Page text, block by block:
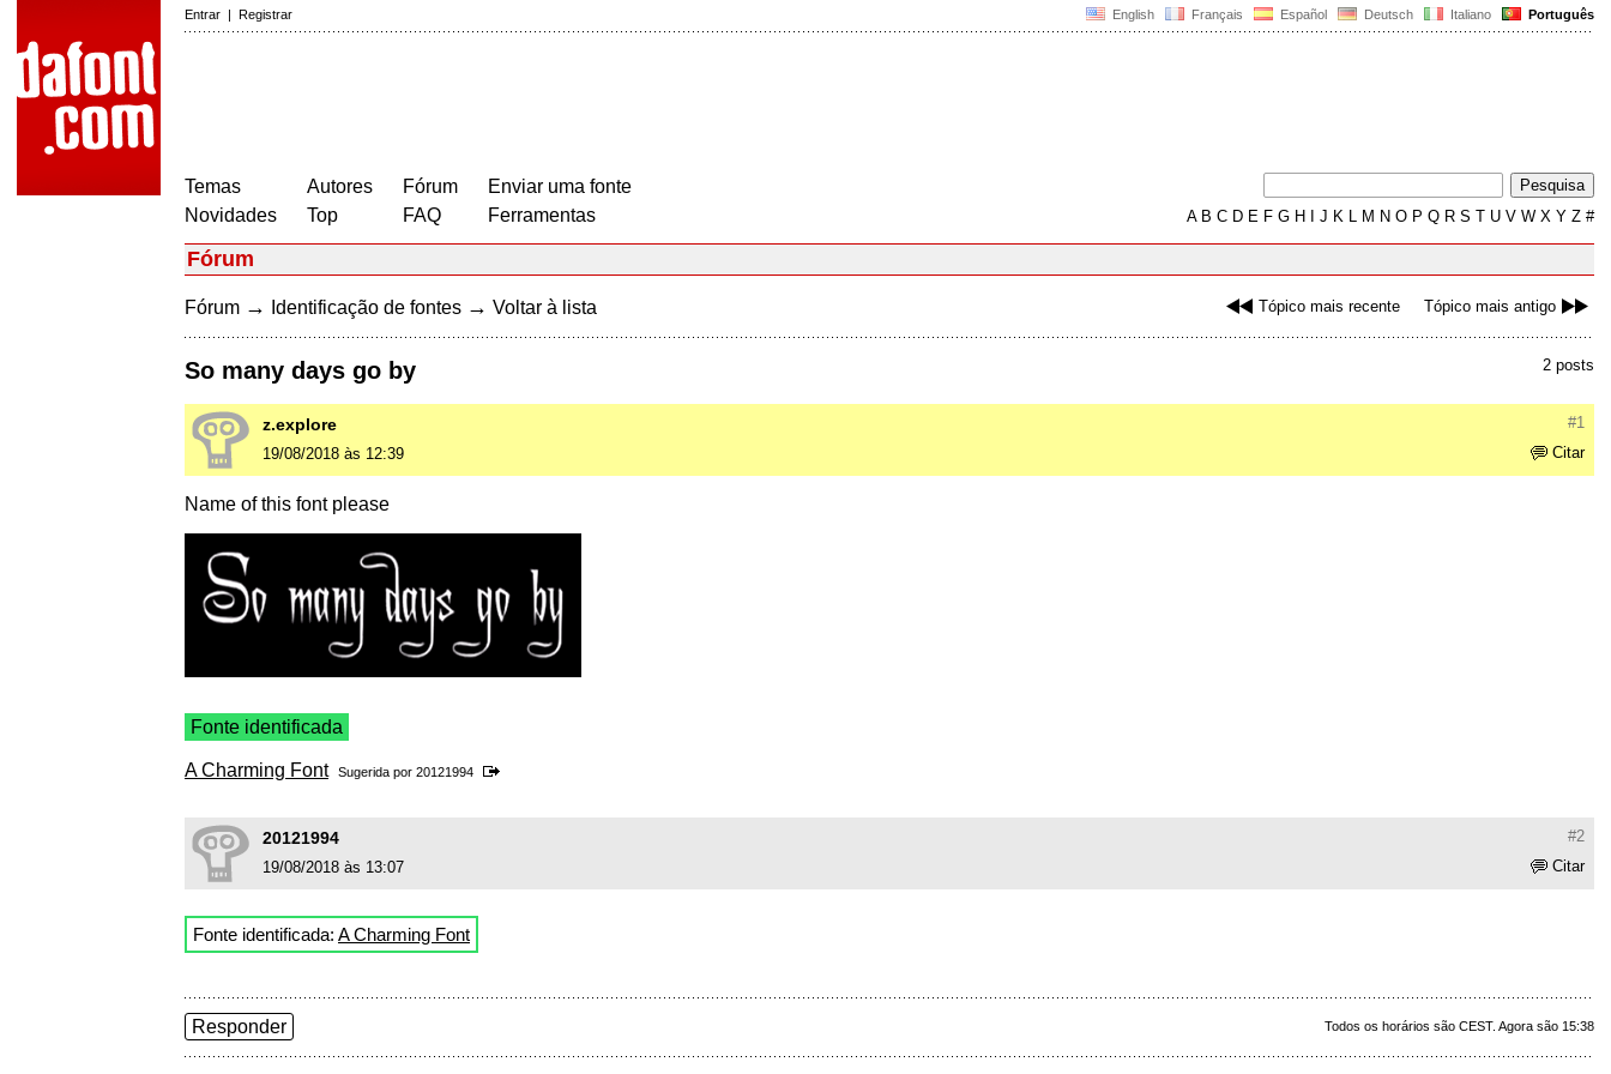
English Français Español Deutsch Italiano Português
Entrar | Registrar
Temas
Novidades
Autores
Top
Fórum
FAQ
Enviar uma fonte
Ferramentas
AB C D E F G H J K L M N O P Q R S T U V W X Y Z #
Fórum
Tópico mais recente Tópico mais antigo
Fórum → Identificação de fontes → Voltar à lista
2 posts
So many days go by
#1
z.explore
Citar
19/08/2018 às 12:39
Name of this font please
Fonte identificada
A Charming Font Sugerida por 20121994
#2
20121994
Citar
19/08/2018 às 13:07
Fonte identificada: A Charming Font
Todos os horários são CEST. Agora são 15:38
Responder